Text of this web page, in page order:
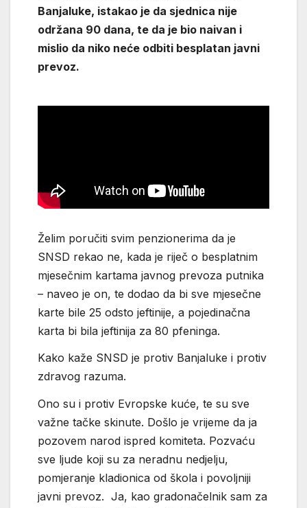
Banjaluke, istakao je da sjednica nije
održana 90 dana, te da je bio naivan i
mislio da niko neće odbiti besplatan javni
prevoz.
Želim poručiti svim penzionerima da je
SNSD rekao ne, kada je riječ o besplatnim
mjesečnim kartama javnog prevoza putnika
– naveo je on, te dodao da bi sve mjesečne
karte bile 25 odsto jeftinije, a pojedinačna
karta bi bila jeftinija za 80 pfeninga.
Kako kaže SNSD je protiv Banjaluke i protiv
zdravog razuma.
Ono su i protiv Evropske kuće, te su sve
važne tačke skinute. Došlo je vrijeme da ja
pozovem narod ispred komiteta. Pozvaću
sve ljude koji su za neradnu nedjelju,
pomjeranje kladionica od škola i povoljniji
javni prevoz. Ja, kao gradonačelnik sam za